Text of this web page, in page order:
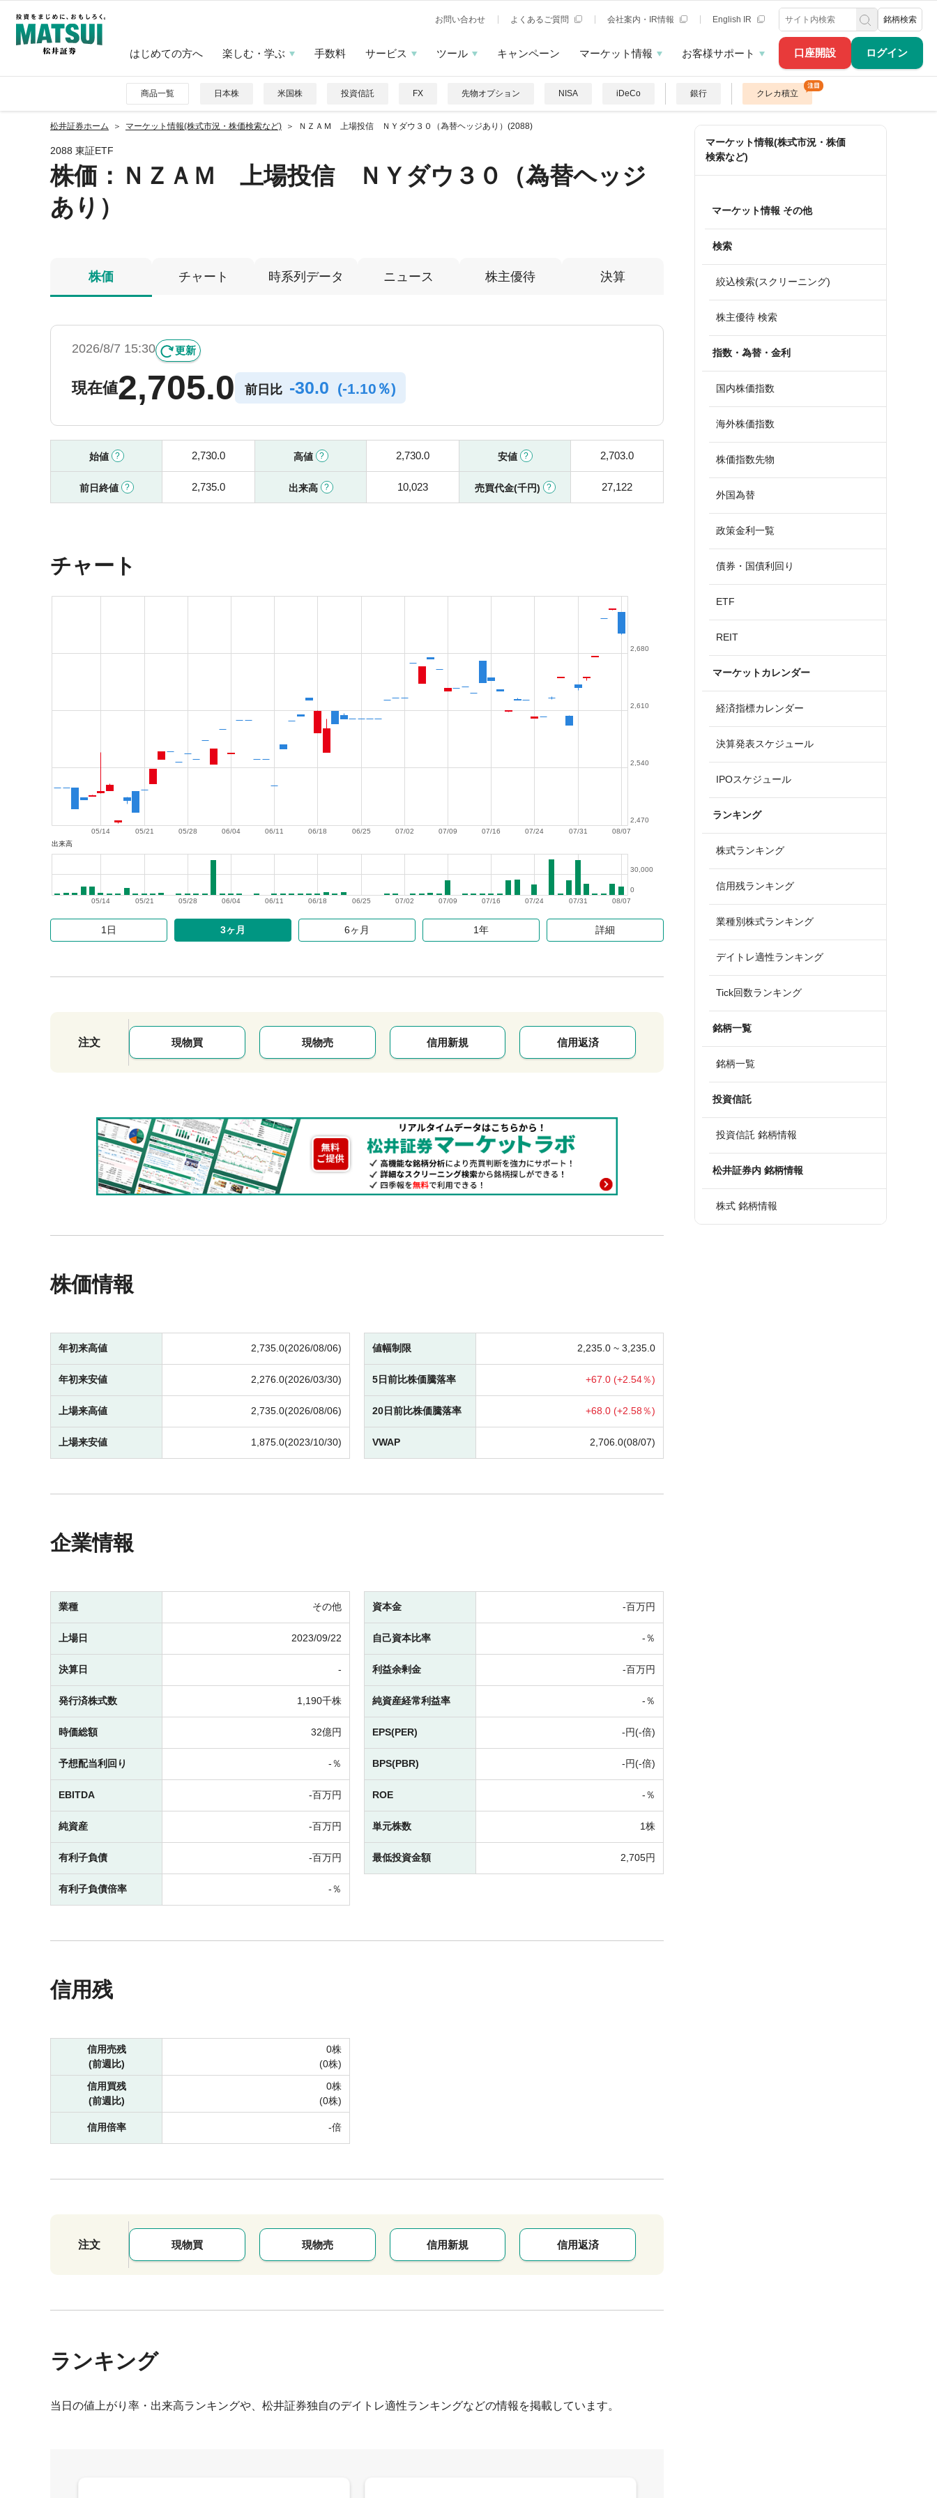
口座開設 ログイン
お問い合わせ よくあるご質問 会社案内・IR情報 English IR 銘柄検索
はじめての方へ 楽しむ・学ぶ 手数料 サービス ツール キャンペーン マーケット情報 お客様サポート
商品一覧 日本株 米国株 投資信託 FX 先物オプション NISA iDeCo 銀行 クレカ積立
松井証券ホーム マーケット情報(株式市況・株価検索など) ＮＺＡＭ 上場投信 ＮＹダウ３０（為替ヘッジあり）(2088)
2088 東証ETF
株価 ：ＮＺＡＭ 上場投信 ＮＹダウ３０（為替ヘッジ
あり）
株価 チャート 時系列データ ニュース 株主優待 決算
2026/8/7 15:30 更新
現在値2,705.0 前日比 -30.0 (-1.10％)
始値 2,730.0 高値 2,730.0 安値 2,703.0
前日終値 2,735.0 出来高 10,023 売買代金(千円) 27,122
チャート
08/07
07/31
07/24
07/16
07/09
07/02
06/25
06/18
06/11
06/04
05/28
05/21
05/14
2,470
2,540
2,610
2,680
出来高
08/07
07/31
07/24
07/16
07/09
07/02
06/25
06/18
06/11
06/04
05/28
05/21
05/14
0
30,000
1日 3ヶ月 6ヶ月 1年 詳細
注文 現物買 現物売 信用新規 信用返済
株価情報
年初来高値 2,735.0(2026/08/06)
年初来安値 2,276.0(2026/03/30)
上場来高値 2,735.0(2026/08/06)
上場来安値 1,875.0(2023/10/30)
値幅制限 2,235.0 ~ 3,235.0
5日前比株価騰落率 +67.0 (+2.54％)
20日前比株価騰落率 +68.0 (+2.58％)
VWAP 2,706.0(08/07)
企業情報
業種 その他
上場日 2023/09/22
決算日 -
発行済株式数 1,190千株
時価総額 32億円
予想配当利回り -％
EBITDA -百万円
純資産 -百万円
有利子負債 -百万円
有利子負債倍率 -％
資本金 -百万円
自己資本比率 -％
利益余剰金 -百万円
純資産経常利益率 -％
EPS(PER) -円(-倍)
BPS(PBR) -円(-倍)
ROE -％
単元株数 1株
最低投資金額 2,705円
信用残
信用売残
(前週比)
0株
(0株)
信用買残
(前週比)
0株
(0株)
信用倍率 -倍
注文 現物買 現物売 信用新規 信用返済
ランキング
当日の値上がり率・出来高ランキングや、松井証券独自のデイトレ適性ランキングなどの情報を掲載しています。
マーケット情報(株式市況・株価
検索など)
マーケット情報 その他
検索
絞込検索(スクリーニング)
株主優待 検索
指数・為替・金利
国内株価指数
海外株価指数
株価指数先物
外国為替
政策金利一覧
債券・国債利回り
ETF
REIT
マーケットカレンダー
経済指標カレンダー
決算発表スケジュール
IPOスケジュール
ランキング
株式ランキング
信用残ランキング
業種別株式ランキング
デイトレ適性ランキング
Tick回数ランキング
銘柄一覧
銘柄一覧
投資信託
投資信託 銘柄情報
松井証券内 銘柄情報
株式 銘柄情報